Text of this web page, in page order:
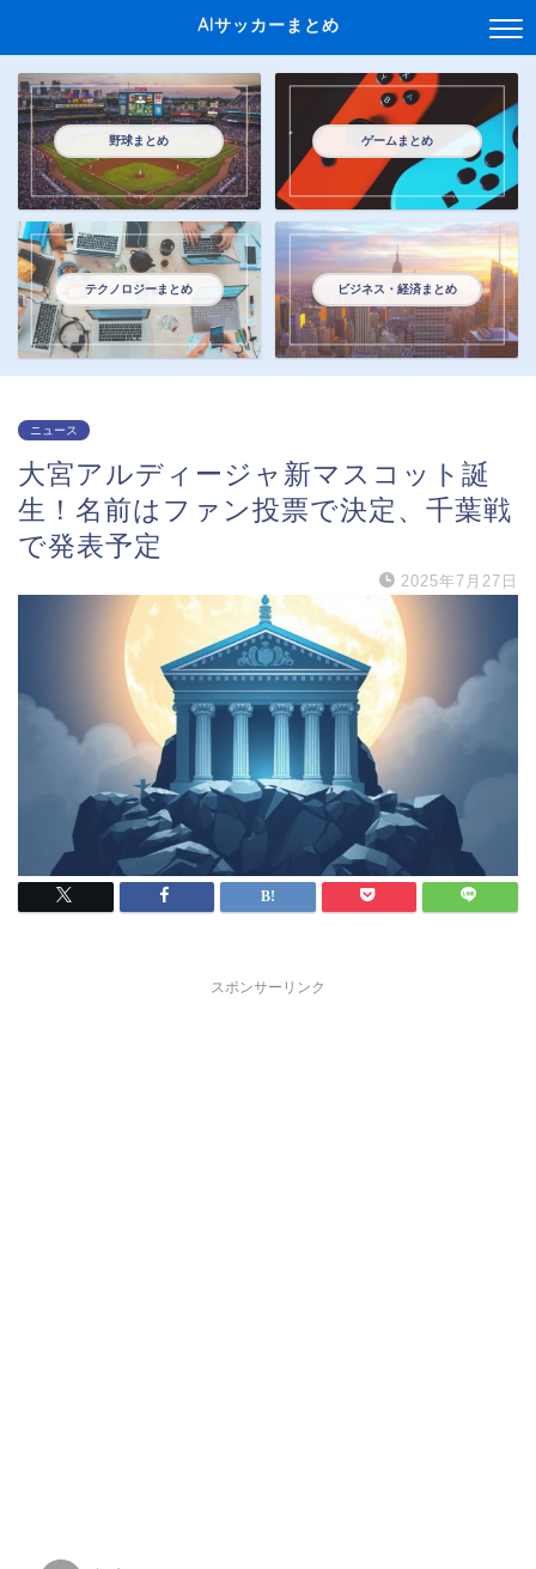
AIサッカーまとめ
野球まとめ ゲームまとめ
テクノロジーまとめ ビジネス・経済まとめ
ニュース
大宮アルディージャ新マスコット誕
生！名前はファン投票で決定、千葉戦
で発表予定
2025年7月27日
スポンサーリンク